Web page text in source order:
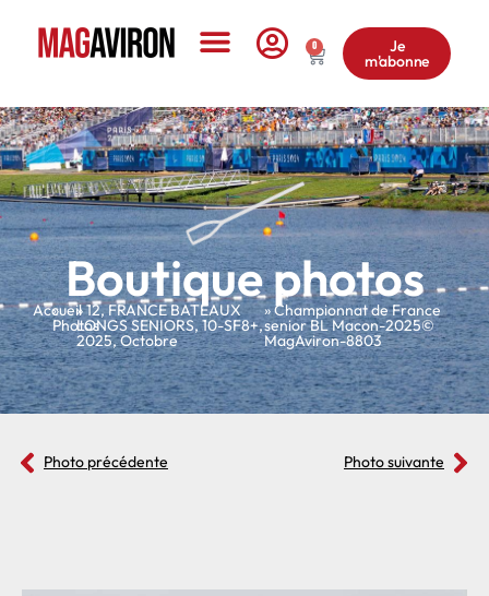
0 Je
m'abonne
Boutique photos
Accueil
»
Photos
»12,FRANCE BATEAUX
LONGS SENIORS,10-SF8+,
2025,Octobre
» Championnat de France
senior BL Macon-2025©
MagAviron-8803
Photo précédente Photo suivante